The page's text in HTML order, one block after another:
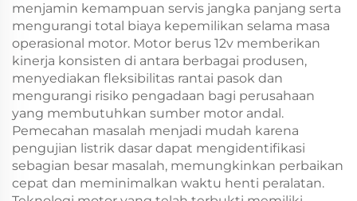
menjamin kemampuan servis jangka panjang serta
mengurangi total biaya kepemilikan selama masa
operasional motor. Motor berus 12v memberikan
kinerja konsisten di antara berbagai produsen,
menyediakan fleksibilitas rantai pasok dan
mengurangi risiko pengadaan bagi perusahaan
yang membutuhkan sumber motor andal.
Pemecahan masalah menjadi mudah karena
pengujian listrik dasar dapat mengidentifikasi
sebagian besar masalah, memungkinkan perbaikan
cepat dan meminimalkan waktu henti peralatan.